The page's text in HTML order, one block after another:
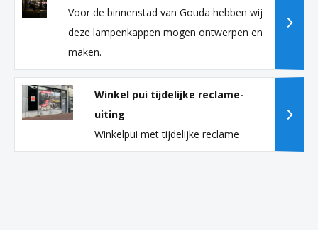
Voor de binnenstad van Gouda hebben wij
deze lampenkappen mogen ontwerpen en
maken.
Winkel pui tijdelijke reclame-
uiting
Winkelpui met tijdelijke reclame